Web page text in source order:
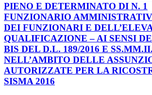
PIENO E DETERMINATO DI N. 1
FUNZIONARIO
DEI FUNZIONARI E
QUALIFICAZIONE – AI SENSI
BIS DEL D.L. 189/2016 E SS.MM.II.
NELL’AMBITO DELLE
AUTORIZZATE PER LA
SISMA 2016